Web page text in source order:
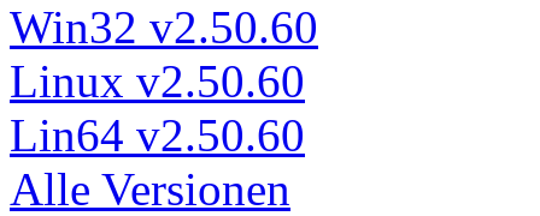
Win32 v2.50.60
Linux v2.50.60
Lin64 v2.50.60
Alle Versionen